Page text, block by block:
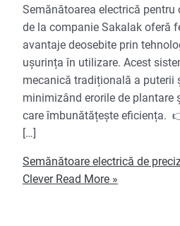
Semănătoarea electrică pentru
de la companie Sakalak oferă
avantaje deosebite prin
ușurința în utilizare. Acest
mecanică tradițională a puterii
minimizând erorile de plantare
care îmbunătățește eficiența.
[…]
Semănătoare electrică de
CleverRead More »